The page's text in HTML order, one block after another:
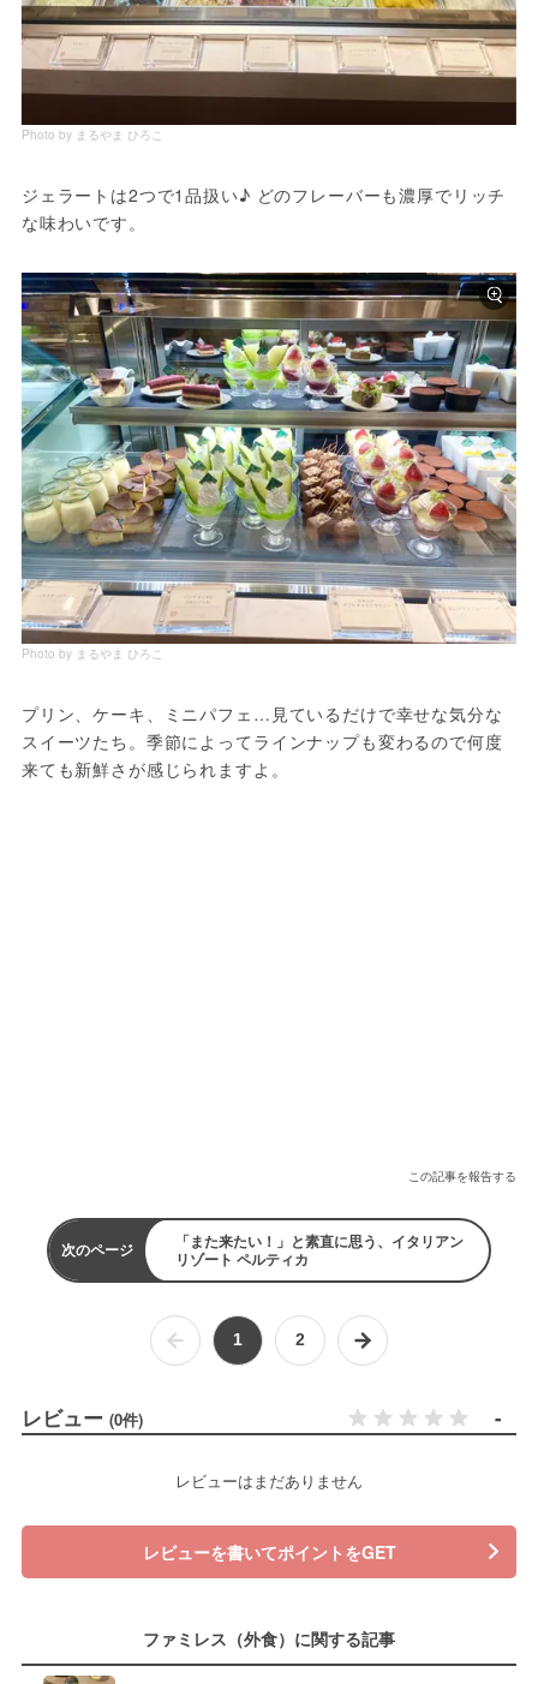
Photo by まるやま ひろこ
ジェラートは2つで1品扱い♪ どのフレーバーも濃厚でリッチ
な味わいです。
Photo by まるやま ひろこ
プリン、ケーキ、ミニパフェ…見ているだけで幸せな気分な
スイーツたち。季節によってラインナップも変わるので何度
来ても新鮮さが感じられますよ。
この記事を報告する
次のページ
「また来たい！」と素直に思う、イタリアン
リゾート ペルティカ
1 2
レビュー (0件) -
レビューはまだありません
レビューを書いてポイントをGET
ファミレス（外食）に関する記事